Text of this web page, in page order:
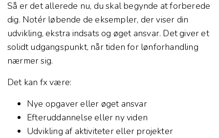
Så er det allerede nu, du skal begynde at forberede
dig. Notér løbende de eksempler, der viser din
udvikling, ekstra indsats og øget ansvar. Det giver et
solidt udgangspunkt, når tiden for lønforhandling
nærmer sig.
Det kan fx være:
Nye opgaver eller øget ansvar
Efteruddannelse eller ny viden
Udvikling af aktiviteter eller projekter